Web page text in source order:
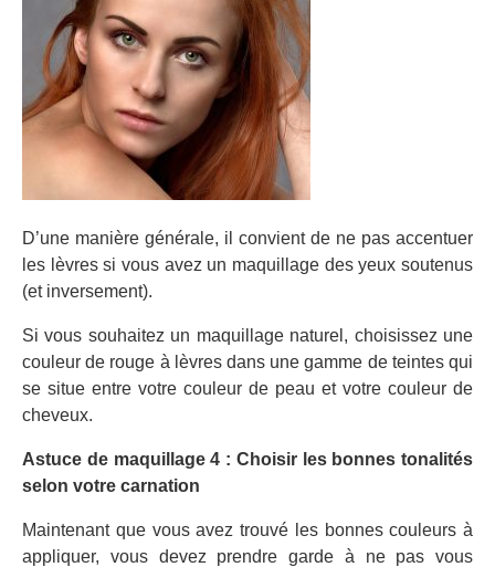
D’une manière générale, il convient de ne pas accentuer
les lèvres si vous avez un maquillage des yeux soutenus
(et inversement).
Si vous souhaitez un maquillage naturel, choisissez une
couleur de rouge à lèvres dans une gamme de teintes qui
se situe entre votre couleur de peau et votre couleur de
cheveux.
Astuce de maquillage 4 : Choisir les bonnes tonalités
selon votre carnation
Maintenant que vous avez trouvé les bonnes couleurs à
appliquer, vous devez prendre garde à ne pas vous